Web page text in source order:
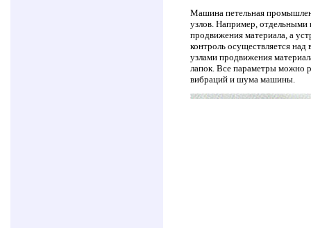
Машина петельная
узлов. Например, отдельными
продвижения материала, а
контроль осуществляется
узлами продвижения
лапок. Все параметры можно
вибраций и шума машины.